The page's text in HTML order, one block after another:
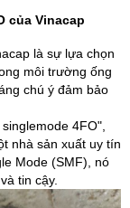
của Vinacap
là sự lựa chọn
môi trường ống
chú ý đảm bảo
4FO",
nhà sản xuất uy tín
Mode (SMF), nó
tin cậy.